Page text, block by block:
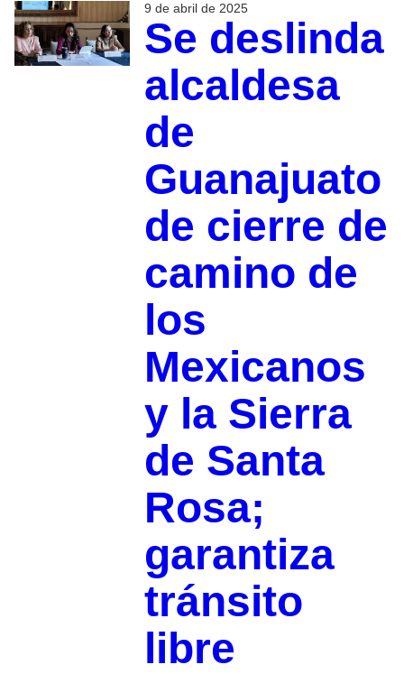
9 de abril de 2025
Se deslinda
alcaldesa
de
Guanajuato
de cierre de
camino de
los
Mexicanos
y la Sierra
de Santa
Rosa;
garantiza
tránsito
libre